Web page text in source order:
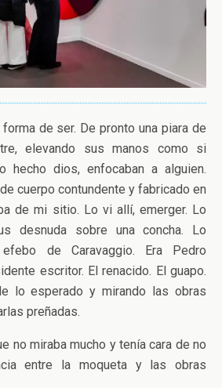
de ser. De pronto una piara de
elevando sus manos como si
hecho dios, enfocaban a alguien.
cuerpo contundente y fabricado en
de mi sitio. Lo vi allí, emerger. Lo
desnuda sobre una concha. Lo
de Caravaggio. Era Pedro
escritor. El renacido. El guapo.
lo esperado y mirando las obras
preñadas.
no miraba mucho y tenía cara de no
entre la moqueta y las obras